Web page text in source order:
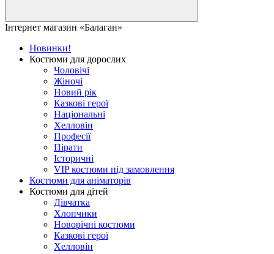
Інтернет магазин «Балаган»
Новинки!
Костюми для дорослих
Чоловічі
Жіночі
Новий рік
Казкові герої
Національні
Хелловін
Професії
Пірати
Історичні
VIP костюми під замовлення
Костюми для аніматорів
Костюми для дітей
Дівчатка
Хлопчики
Новорічні костюми
Казкові герої
Хелловін